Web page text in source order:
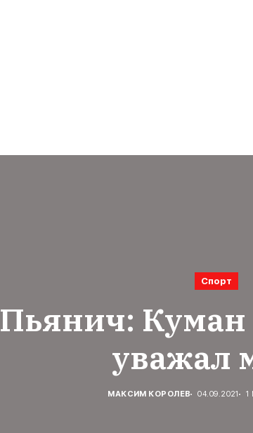
Спорт
Пьянич: Куман
уважал
МАКСИМ КОРОЛЕВ 04.09.2021 1